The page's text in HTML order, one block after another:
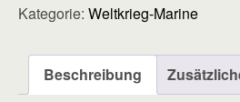
10
Kategorie: Weltkrieg-Marine
Beschreibung